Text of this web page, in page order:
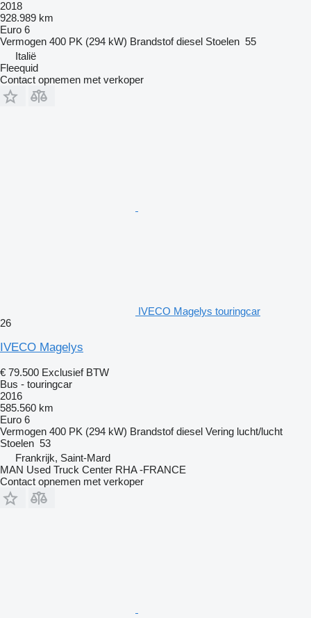
2018
928.989 km
Euro 6
Vermogen 400 PK (294 kW) Brandstof diesel Stoelen 55
Italië
Fleequid
Contact opnemen met verkoper
IVECO Magelys touringcar
26
IVECO Magelys
€ 79.500 Exclusief BTW
Bus - touringcar
2016
585.560 km
Euro 6
Vermogen 400 PK (294 kW) Brandstof diesel Vering lucht/lucht
Stoelen 53
Frankrijk, Saint-Mard
MAN Used Truck Center RHA -FRANCE
Contact opnemen met verkoper